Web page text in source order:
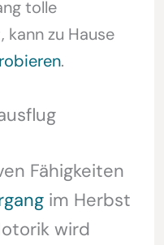
tolle
zu Hause
.
Fähigkeiten
im Herbst
wird